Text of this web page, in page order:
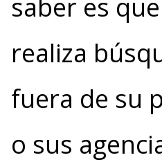
saber es
realiza
fuera de su
o sus